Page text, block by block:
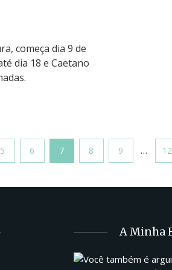
começa dia 9 de
dia 18 e Caetano
5 6 7 8 9 … 12
A Minha